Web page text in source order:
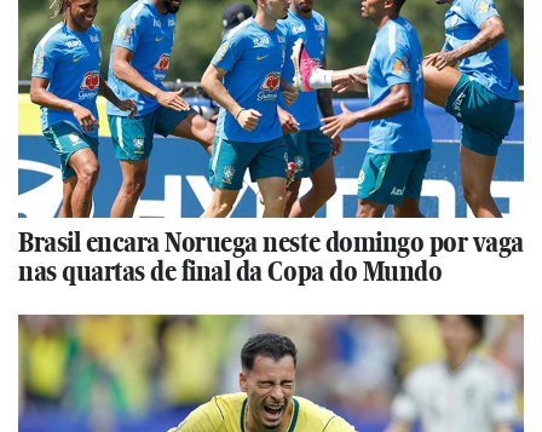
Brasil encara Noruega neste domingo por vaga
nas quartas de final da Copa do Mundo